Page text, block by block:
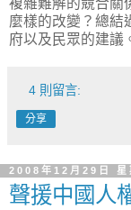
麼樣的改變？總結
府以及民眾的建議
4 則留言:
分享
2008年12月29日 星
聲援中國人